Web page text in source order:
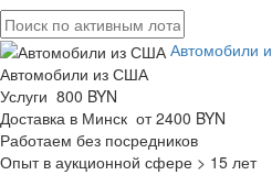
Автомобили
Автомобили из США
Услуги 800 BYN
Доставка в Минск от 2400 BYN
Работаем без посредников
Опыт в аукционной сфере > 15 лет